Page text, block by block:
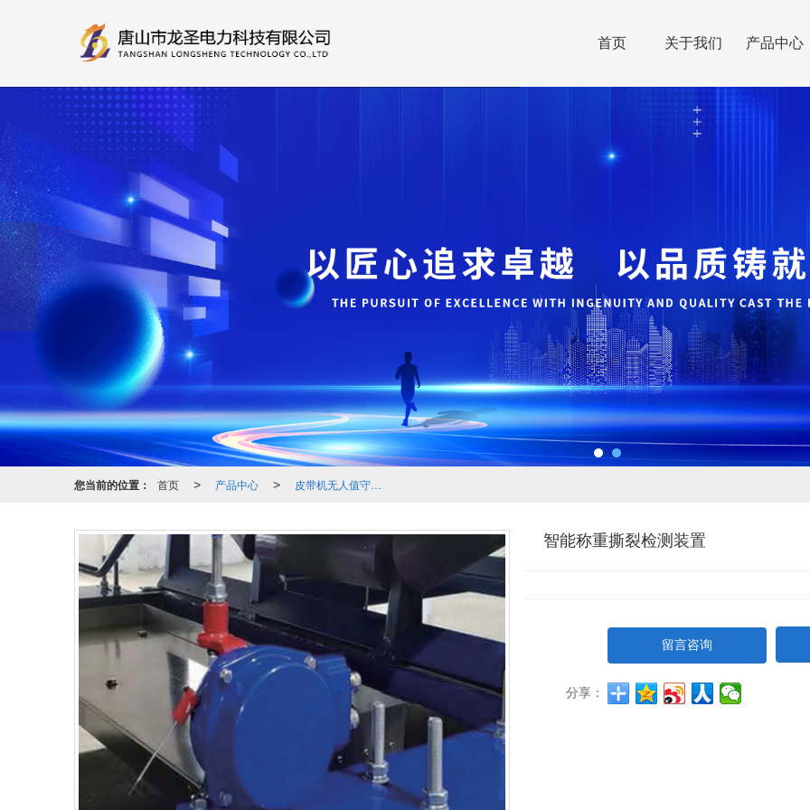
首页 关于我们 产品中心
您当前的位置： 首页 > 产品中心 > 皮带机无人值守化系统
智能称重撕裂检测装置
留言咨询
分享：